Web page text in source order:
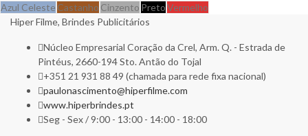
Azul Celeste Castanho Cinzento PretoVermelho
Hiper Filme, Brindes Publicitários
Núcleo Empresarial Coração da Crel, Arm. Q. - Estrada de
Pintéus, 2660-194 Sto. Antão do Tojal
+351 21 931 88 49 (chamada para rede fixa nacional)
paulonascimento@hiperfilme.com
www.hiperbrindes.pt
Seg - Sex / 9:00 - 13:00 - 14:00 - 18:00